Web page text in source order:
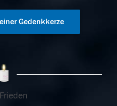
Gedenkkerze